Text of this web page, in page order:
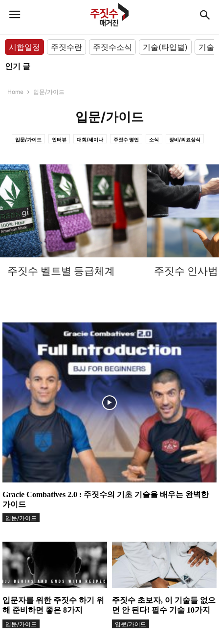
시합일정 주짓수란 주짓수소식 기술(타입별)
기술
인기 글
Home 입문/가이드
입문/가이드
입문/가이드 인터뷰 대회/세미나 주짓수 명언 소식 장비/의료상식
주짓수란
주짓수 벨트별 등급체계 주짓수 인사
Gracie Combatives 2.0 : 주짓수의 기초 기술을 배우는 완벽한
가이드
입문/가이드
입문자를 위한 주짓수 하기 위
해 준비하면 좋은 8가지
입문/가이드
주짓수 초보자, 이 기술들 없으
면 안 된다! 필수 기술 10가지
입문/가이드